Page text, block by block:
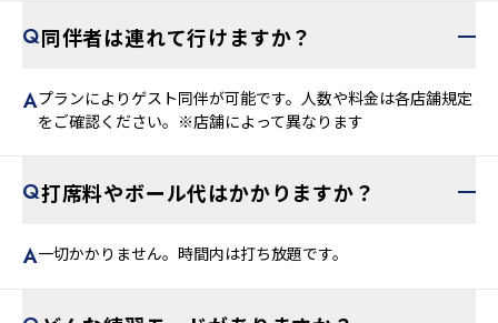
同伴者は連れて行けますか？
プランによりゲスト同伴が可能です。人数や料金は各店舗規定
をご確認ください。※店舗によって異なります
打席料やボール代はかかりますか？
一切かかりません。時間内は打ち放題です。